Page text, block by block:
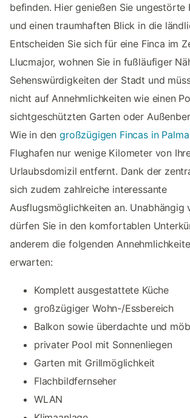
befinden. Hier genießen Sie ungestörte
und einen traumhaften Blick in die
Entscheiden Sie sich für eine Finca im
Llucmajor, wohnen Sie in fußläufiger
Sehenswürdigkeiten der Stadt und
nicht auf Annehmlichkeiten wie einen
sichtgeschützten Garten oder
Wie in dengroßzügigen Fincas in Palma
Flughafen nur wenige Kilometer von
Urlaubsdomizil entfernt. Dank der
sich zudem zahlreiche interessante
Ausflugsmöglichkeiten an. Unabhängig
dürfen Sie in den komfortablen
anderem die folgenden
erwarten:
Komplett ausgestattete Küche
großzügiger Wohn-/Essbereich
Balkon sowie überdachte und
privater Pool mit Sonnenliegen
Garten mit Grillmöglichkeit
Flachbildfernseher
WLAN